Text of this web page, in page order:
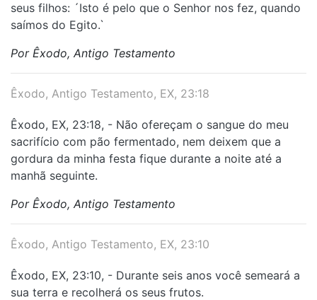
seus filhos: ´Isto é pelo que o Senhor nos fez, quando
saímos do Egito.`
Por Êxodo, Antigo Testamento
Êxodo, Antigo Testamento, EX, 23:18
Êxodo, EX, 23:18, - Não ofereçam o sangue do meu
sacrifício com pão fermentado, nem deixem que a
gordura da minha festa fique durante a noite até a
manhã seguinte.
Por Êxodo, Antigo Testamento
Êxodo, Antigo Testamento, EX, 23:10
Êxodo, EX, 23:10, - Durante seis anos você semeará a
sua terra e recolherá os seus frutos.